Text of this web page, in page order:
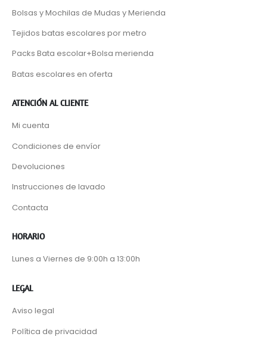
Bolsas y Mochilas de Mudas y Merienda
Tejidos batas escolares por metro
Packs Bata escolar+Bolsa merienda
Batas escolares en oferta
ATENCIÓN AL CLIENTE
Mi cuenta
Condiciones de envíor
Devoluciones
Instrucciones de lavado
Contacta
HORARIO
Lunes a Viernes de 9:00h a 13:00h
LEGAL
Aviso legal
Política de privacidad